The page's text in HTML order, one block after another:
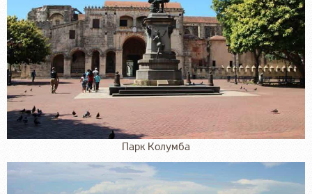
Парк Колумба